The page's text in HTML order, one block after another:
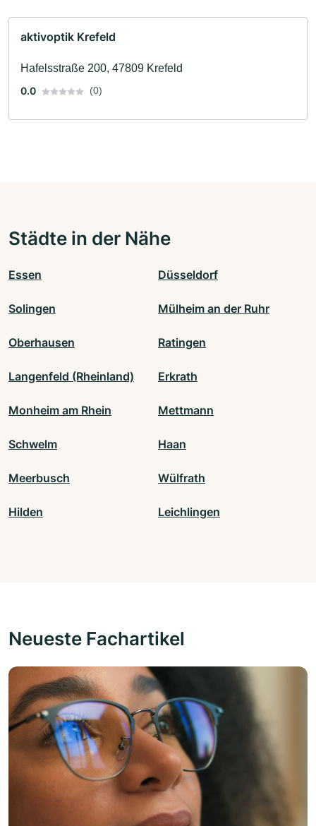
aktivoptik Krefeld
Hafelsstraße 200, 47809 Krefeld
0.0
(0)
Städte in der Nähe
Essen Düsseldorf
Solingen Mülheim an der Ruhr
Oberhausen Ratingen
Langenfeld (Rheinland) Erkrath
Monheim am Rhein Mettmann
Schwelm Haan
Meerbusch Wülfrath
Hilden Leichlingen
Neueste Fachartikel